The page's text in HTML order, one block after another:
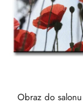
Obraz do salonu